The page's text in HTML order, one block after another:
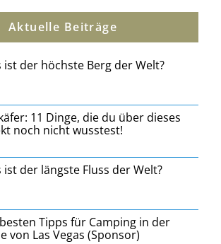
Aktuelle Beiträge
ist der höchste Berg der Welt?
11 Dinge, die du über dieses
noch nicht wusstest!
ist der längste Fluss der Welt?
Tipps für Camping in der
von Las Vegas (Sponsor)